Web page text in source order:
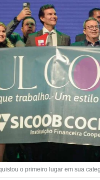
o primeiro lugar em sua